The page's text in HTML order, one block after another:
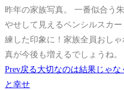
昨年の家族写真。 一番似合う
やせして見えるペンシルスカ
練した印象に！家族全員おし
真が今後も増えるでしょうね。
Prev戻る大切なのは結果じゃな
と幸せ